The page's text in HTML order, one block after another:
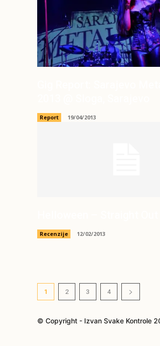
Report 19/04/2013
Recenzije 12/02/2013
1 2 3 4
© Copyright - Izvan Svake Kontrole